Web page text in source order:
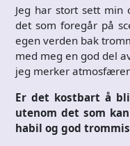
Jeg har stort sett min
det som foregår på
egen verden bak
med meg en god del
jeg merker
Er det kostbart å
utenom det som
habil og god